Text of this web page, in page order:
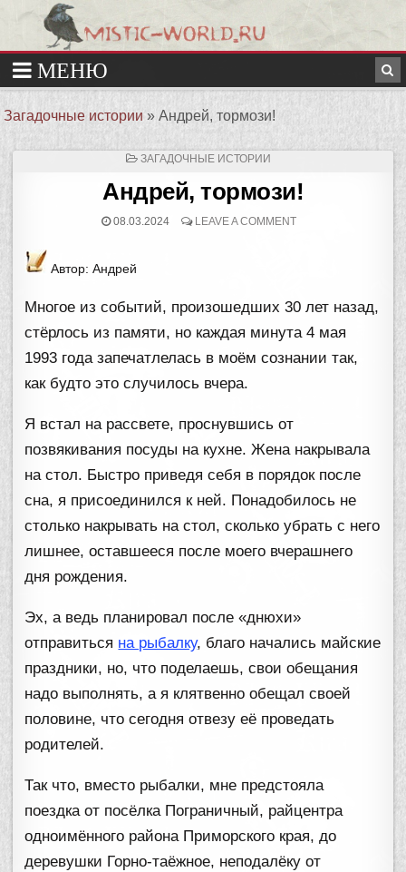
Загадочные истории»Андрей, тормози!
ОПУБЛИКОВАНО
ЗАГАДОЧНЫЕ ИСТОРИИ
Андрей, тормози!
08.03.2024 LEAVE A COMMENT
Автор: Андрей
Многое из событий, произошедших 30 лет назад,
стёрлось из памяти, но каждая минута 4 мая
1993 года запечатлелась в моём сознании так,
как будто это случилось вчера.
Я встал на рассвете, проснувшись от
позвякивания посуды на кухне. Жена накрывала
на стол. Быстро приведя себя в порядок после
сна, я присоединился к ней. Понадобилось не
столько накрывать на стол, сколько убрать с него
лишнее, оставшееся после моего вчерашнего
дня рождения.
Эх, а ведь планировал после «днюхи»
отправиться на рыбалку, благо начались майские
праздники, но, что поделаешь, свои обещания
надо выполнять, а я клятвенно обещал своей
половине, что сегодня отвезу её проведать
родителей.
Так что, вместо рыбалки, мне предстояла
поездка от посёлка Пограничный, райцентра
одноимённого района Приморского края, до
деревушки Горно-таёжное, неподалёку от